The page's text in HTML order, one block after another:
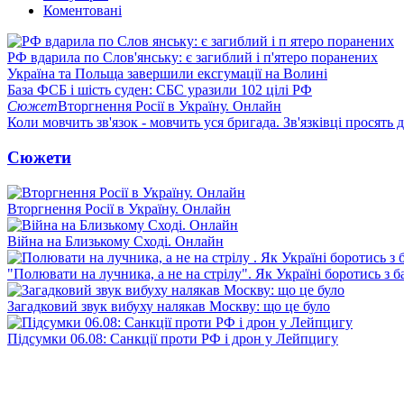
Коментовані
РФ вдарила по Слов'янську: є загиблий і п'ятеро поранених
Україна та Польща завершили ексгумації на Волині
База ФСБ і шість суден: СБС уразили 102 цілі РФ
СюжетВторгнення Росії в Україну. Онлайн
Коли мовчить зв'язок - мовчить уся бригада. Зв'язківці просять
Сюжети
Вторгнення Росії в Україну. Онлайн
Війна на Близькому Сході. Онлайн
"Полювати на лучника, а не на стрілу". Як Україні боротись з
Загадковий звук вибуху налякав Москву: що це було
Підсумки 06.08: Санкції проти РФ і дрон у Лейпцигу